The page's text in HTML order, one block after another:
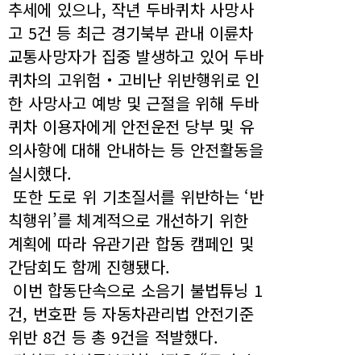
추세에 있으나, 작년 두바퀴차 사망사
고 5건 등 최근 경기북부 관내 이륜차
교통사망자가 집중 발생하고 있어 두바
퀴차의 고위험‧고비난 위반행위로 인
한 사망사고 예방 및 근절을 위해 두바
퀴차 이용자에게 안전운전 당부 및 유
의사항에 대해 안내하는 등 안전활동을
실시했다.
또한 도로 위 기초질서를 위반하는 ‘반
칙행위’를 체계적으로 개선하기 위한
계획에 따라 유관기관 합동 캠페인 및
간담회도 함께 진행됐다.
이번 합동단속으로 소음기 불법튜닝 1
건, 번호판 등 자동차관리법 안전기준
위반 8건 등 총 9건을 적발했다.